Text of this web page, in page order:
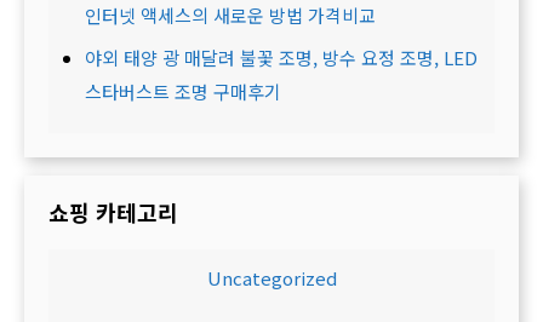
인터넷 액세스의 새로운 방법 가격비교
야외 태양 광 매달려 불꽃 조명, 방수 요정 조명, LED
스타버스트 조명 구매후기
쇼핑 카테고리
Uncategorized